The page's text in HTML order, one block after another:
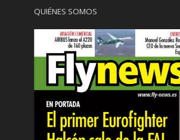
QUIÉNES SOMOS